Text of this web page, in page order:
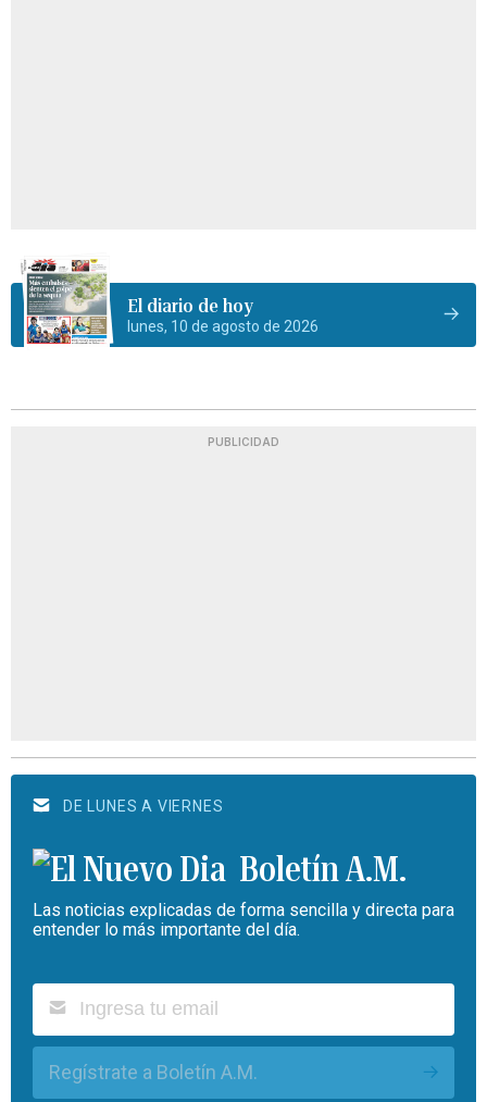
El diario de hoy
lunes, 10 de agosto de 2026
PUBLICIDAD
DE LUNES A VIERNES
Boletín A.M.
Las noticias explicadas de forma sencilla y directa para
entender lo más importante del día.
Regístrate a Boletín A.M.